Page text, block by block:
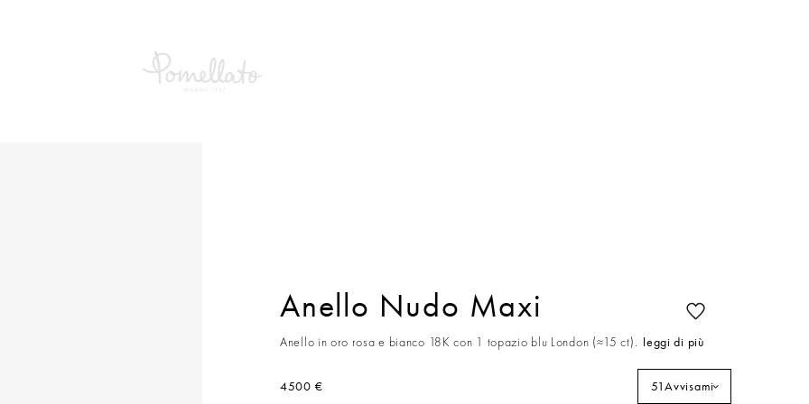
Anello Nudo Maxi
Anello in oro rosa e bianco 18K con 1 topazio blu London (≈15 ct). leggi di più
4500 € 51Avvisami